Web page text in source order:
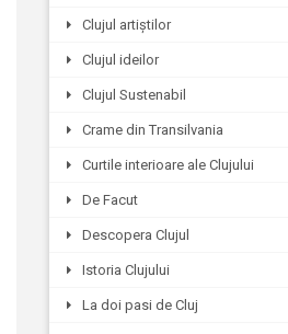
Clujul artiștilor
Clujul ideilor
Clujul Sustenabil
Crame din Transilvania
Curtile interioare ale Clujului
De Facut
Descopera Clujul
Istoria Clujului
La doi pasi de Cluj